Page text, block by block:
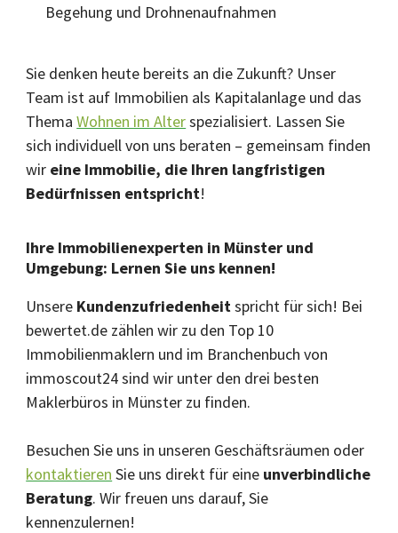
Begehung und Drohnenaufnahmen
Sie denken heute bereits an die Zukunft? Unser
Team ist auf Immobilien als Kapitalanlage und das
ThemaWohnen im Alterspezialisiert. Lassen Sie
sich individuell von uns beraten – gemeinsam finden
wir eine Immobilie, die Ihren langfristigen
Bedürfnissen entspricht!
Ihre Immobilienexperten in Münster und
Umgebung: Lernen Sie uns kennen!
Unsere Kundenzufriedenheit spricht für sich! Bei
bewertet.de zählen wir zu den Top 10
Immobilienmaklern und im Branchenbuch von
immoscout24 sind wir unter den drei besten
Maklerbüros in Münster zu finden.
Besuchen Sie uns in unseren Geschäftsräumen oder
kontaktieren Sie uns direkt für eine unverbindliche
Beratung. Wir freuen uns darauf, Sie
kennenzulernen!